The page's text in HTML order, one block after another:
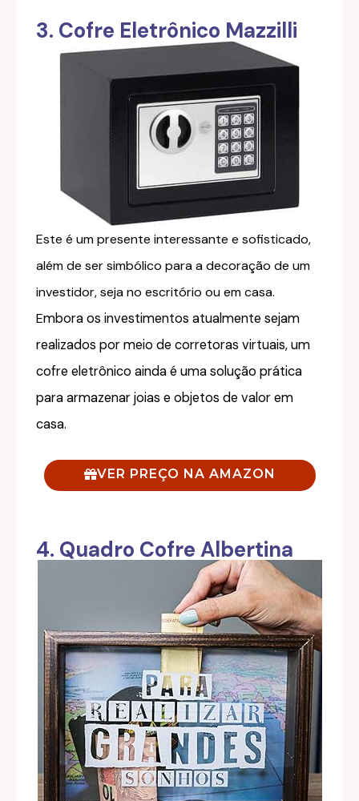
3. Cofre Eletrônico Mazzilli
Este é um presente interessante e sofisticado,
além de ser simbólico para a decoração de um
investidor, seja no escritório ou em casa.
Embora os investimentos atualmente sejam
realizados por meio de corretoras virtuais, um
cofre eletrônico ainda é uma solução prática
para armazenar joias e objetos de valor em
casa.
VER PREÇO NA AMAZON
4. Quadro Cofre Albertina